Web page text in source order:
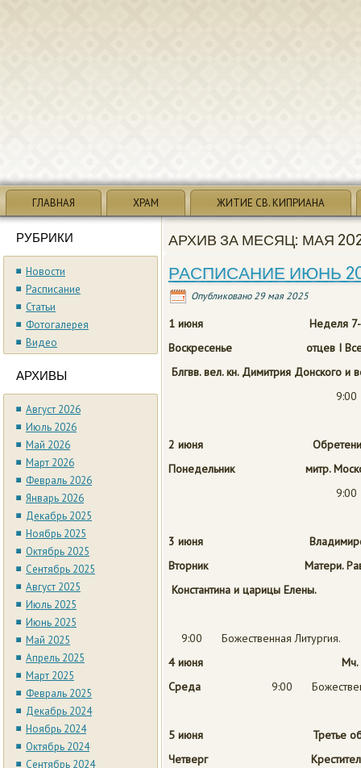
ГЛАВНАЯ ХРАМ ЖИТИЕ СВ. КИПРИАНА
РУБРИКИ
Новости
Расписание
Статьи
Фотогалерея
Видео
АРХИВЫ
Август 2026
Июль 2026
Май 2026
Март 2026
Февраль 2026
Январь 2026
Декабрь 2025
Ноябрь 2025
Октябрь 2025
Сентябрь 2025
Август 2025
Июль 2025
Июнь 2025
Май 2025
Апрель 2025
Март 2025
Февраль 2025
Декабрь 2024
Ноябрь 2024
Октябрь 2024
Сентябрь 2024
АРХИВ ЗА МЕСЯЦ: МАЯ
РАСПИСАНИЕ ИЮНЬ
Опубликовано 29 мая 2025
1 июня
Неделя 7-я
Воскресенье отцев I
Блгвв. вел. кн. Димитрия Донского и
2 июня Обретение
Понедельник митр.
3 июня Владимирской
Вторник
Матери.
Константина и царицы Елены.
9:00 Божественная Литургия.
4 июня
Мч.
Среда
9:00
5 июня Третье
Четверг Крестителя